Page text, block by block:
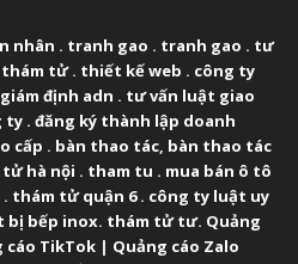
nhân . tranh gao . tranh gao . tư
thám tử. thiết kế web . công ty
giám định adn . tư vấn luật giao
ty. đăng ký thành lập doanh
cấp . bàn thao tác, bàn thao tác
hà nội . tham tu . mua bán ô tô
. thám tử quận 6. công ty luật uy
bị bếp inox. thám tử tư. Quảng
cáo TikTok| Quảng cáo Zalo